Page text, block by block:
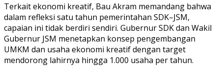
Terkait ekonomi kreatif, Bau Akram memandang bahwa
dalam refleksi satu tahun pemerintahan SDK–JSM,
capaian ini tidak berdiri sendiri. Gubernur SDK dan Wakil
Gubernur JSM menetapkan konsep pengembangan
UMKM dan usaha ekonomi kreatif dengan target
mendorong lahirnya hingga 1.000 usaha per tahun.